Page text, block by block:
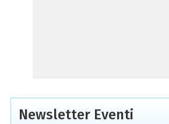
Newsletter Eventi